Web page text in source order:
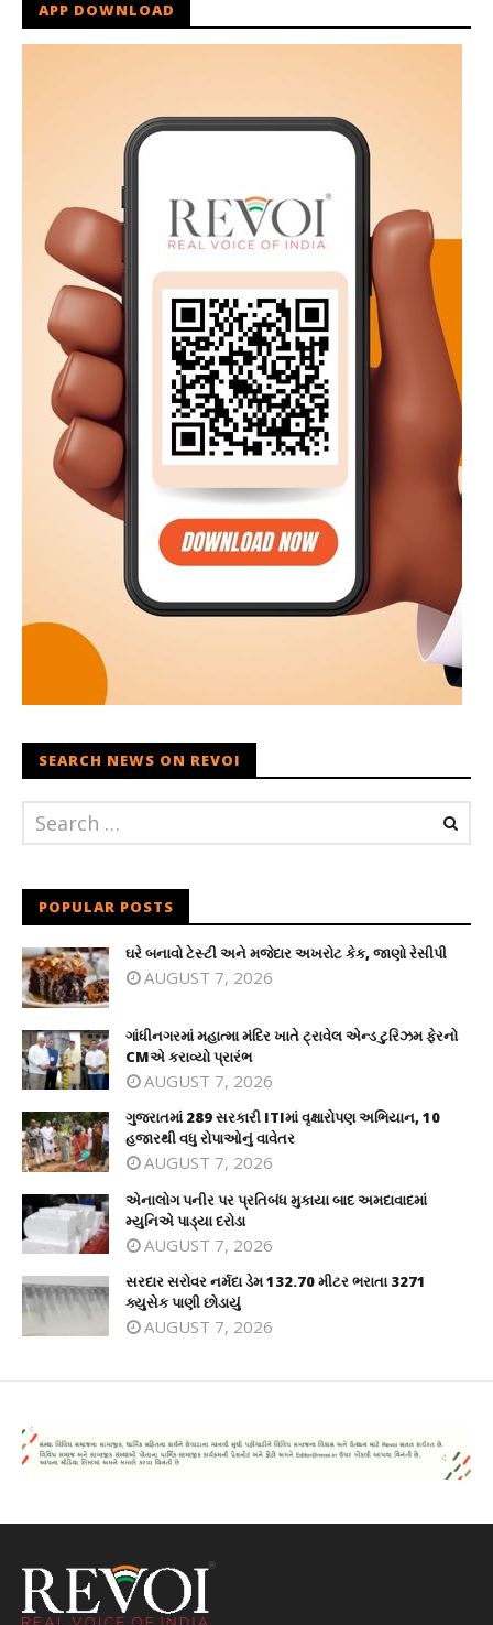
APP DOWNLOAD
SEARCH NEWS ON REVOI
POPULAR POSTS
ઘરે બનાવો ટેસ્ટી અને મજેદાર અખરોટ કેક, જાણો રેસીપી
AUGUST 7, 2026
ગાંધીનગરમાં મહાત્મા મંદિર ખાતે ટ્રાવેલ એન્ડ ટુરિઝમ ફેરનો
CMએ કરાવ્યો પ્રારંભ
AUGUST 7, 2026
ગુજરાતમાં 289 સરકારી ITIમાં વૃક્ષારોપણ અભિયાન, 10
હજારથી વધુ રોપાઓનું વાવેતર
AUGUST 7, 2026
એનાલોગ પનીર પર પ્રતિબંધ મુકાયા બાદ અમદાવાદમાં
મ્યુનિએ પાડ્યા દરોડા
AUGUST 7, 2026
સરદાર સરોવર નર્મદા ડેમ 132.70 મીટર ભરાતા 3271
ક્યુસેક પાણી છોડાયું
AUGUST 7, 2026